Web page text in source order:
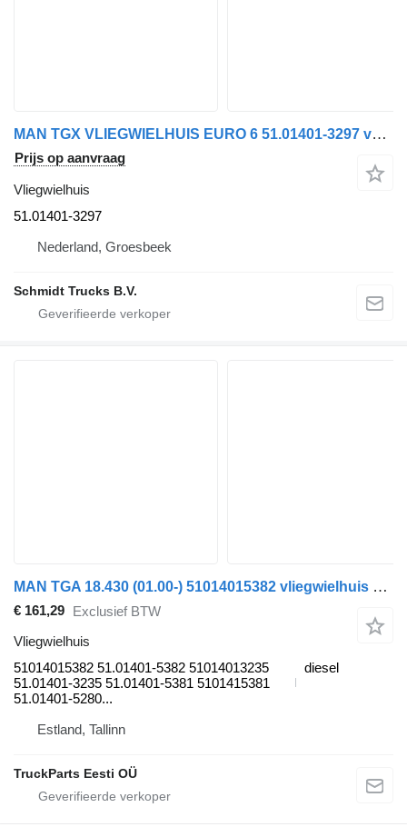
MAN TGX VLIEGWIELHUIS EURO 6 51.01401-3297 voor vrachtwagen
Prijs op aanvraag
Vliegwielhuis
51.01401-3297
Nederland, Groesbeek
Schmidt Trucks B.V.
MAN TGA 18.430 (01.00-) 51014015382 vliegwielhuis voor MAN 4-series, TGA (1993-2009) trekker
€ 161,29 Exclusief BTW
Vliegwielhuis
51014015382 51.01401-5382 51014013235
51.01401-3235 51.01401-5381 5101415381
51.01401-5280...
diesel
Estland, Tallinn
TruckParts Eesti OÜ